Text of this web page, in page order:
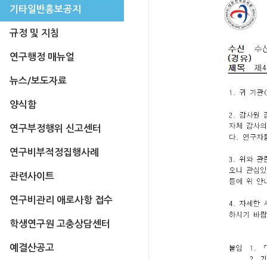
기타일반홍보공지
규정 및 지침
연구행정 매뉴얼
뉴스/보도자료
양식함
연구부정행위 신고센터
연구비부적정집행사례
관련사이트
연구비관리 애로사항 접수
학생연구원 고충상담센터
예결산공고